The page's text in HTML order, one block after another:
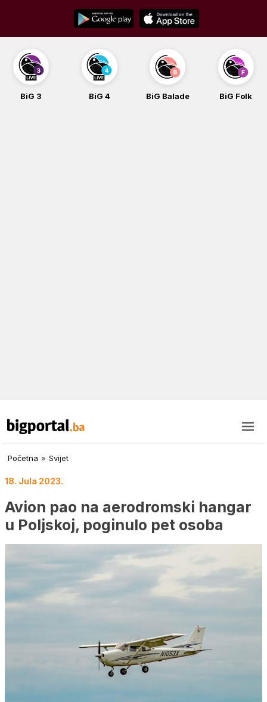
content
BiG 3 BiG 4 BiG Balade BiG Folk
Početna » Svijet
18. Jula 2023.
Avion pao na aerodromski hangar
u Poljskoj, poginulo pet osoba